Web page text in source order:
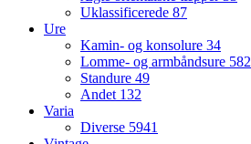
Uklassificerede 87
Ure
Kamin- og konsolure 34
Lomme- og armbåndsure 582
Standure 49
Andet 132
Varia
Diverse 5941